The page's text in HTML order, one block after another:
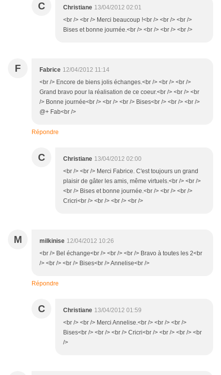
C Christiane 13/04/2012 02:01
<br /> <br /> Merci beaucoup !<br /> <br /> <br />
Bises et bonne journée.<br /> <br /> <br /> <br />
F Fabrice 12/04/2012 11:14
<br /> Encore de biens jolis échanges.<br /> <br /> <br />
Grand bravo pour la réalisation de ce coeur.<br /> <br /> <br
/> Bonne journée<br /> <br /> <br /> Bises<br /> <br /> <br />
@+ Fab<br />
Répondre
C Christiane 13/04/2012 02:00
<br /> <br /> Merci Fabrice. C'est toujours un grand
plaisir de gâter les amis, même virtuels.<br /> <br />
<br /> Bises et bonne journée.<br /> <br /> <br />
Cricri<br /> <br /> <br /> <br />
M milkinise 12/04/2012 10:26
<br /> Bel échange<br /> <br /> <br /> Bravo à toutes les 2<br
/> <br /> <br /> Bises<br /> Annelise<br />
Répondre
C Christiane 13/04/2012 01:59
<br /> <br /> Merci Annelise.<br /> <br /> <br />
Bises<br /> <br /> <br /> Cricri<br /> <br /> <br /> <br
/>